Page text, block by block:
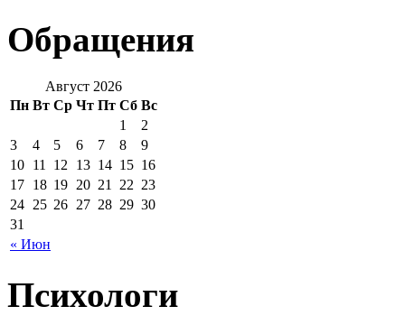
Обращения
Август 2026
Пн Вт Ср Чт Пт Сб Вс
« Июн
1
2
3
4 5 6 7 8
9
10 11 12 13 14 15 16
17 18 19 20 21 22 23
24 25 26 27 28 29 30
31
Психологи